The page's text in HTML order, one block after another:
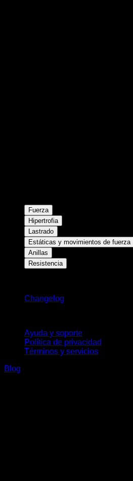
Fuerza
Hipertrofia
Lastrado
Estáticas y movimientos de fuerza
Anillas
Resistencia
Changelog
Ayuda y soporte
Política de privacidad
Términos y servicios
Blog